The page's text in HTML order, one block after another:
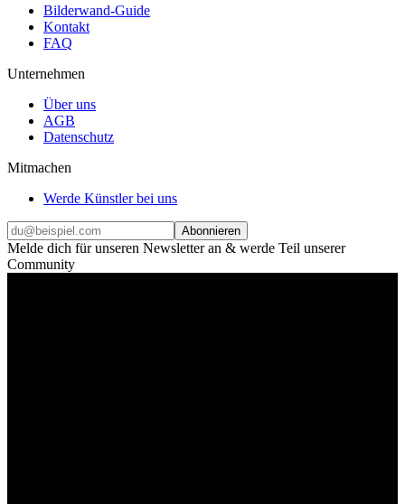
Bilderwand-Guide
Kontakt
FAQ
Unternehmen
Über uns
AGB
Datenschutz
Mitmachen
Werde Künstler bei uns
Abonnieren
Melde dich für unseren Newsletter an & werde Teil unserer
Community